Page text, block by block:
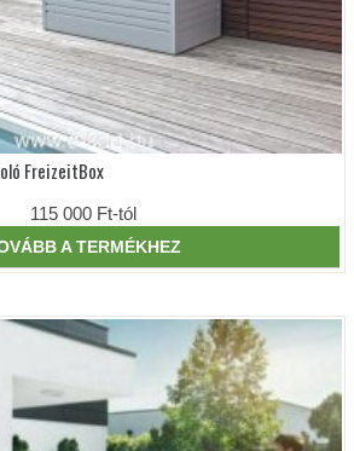
FreizeitBox
115 000 Ft-tól
A TERMÉKHEZ
Ennek
terméknek
több
variációja
van.
a
termékoldalon
választhatók